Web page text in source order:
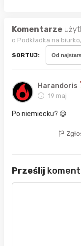
Komentarze
o Podkładka na
SORTUJ: Od
Harandoris
19 maj
Po niemiecku? 😃
Prześlij